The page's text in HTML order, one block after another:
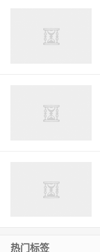
热门标签